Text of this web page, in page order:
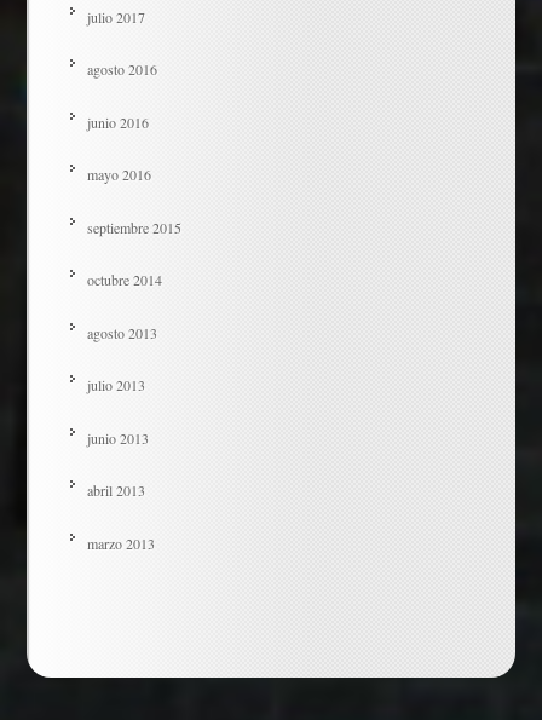
julio 2017
agosto 2016
junio 2016
mayo 2016
septiembre 2015
octubre 2014
agosto 2013
julio 2013
junio 2013
abril 2013
marzo 2013